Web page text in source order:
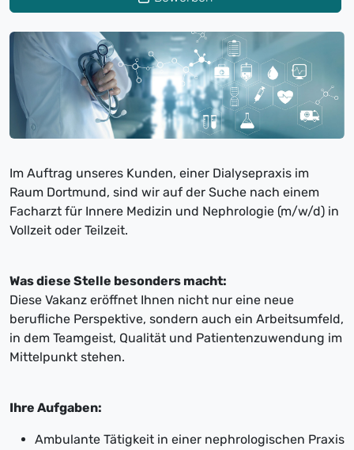
Im Auftrag unseres Kunden, einer Dialysepraxis im
Raum Dortmund, sind wir auf der Suche nach einem
Facharzt für Innere Medizin und Nephrologie (m/w/d) in
Vollzeit oder Teilzeit.
Was diese Stelle besonders macht:
Diese Vakanz eröffnet Ihnen nicht nur eine neue
berufliche Perspektive, sondern auch ein Arbeitsumfeld,
in dem Teamgeist, Qualität und Patientenzuwendung im
Mittelpunkt stehen.
Ihre Aufgaben:
Ambulante Tätigkeit in einer nephrologischen Praxis